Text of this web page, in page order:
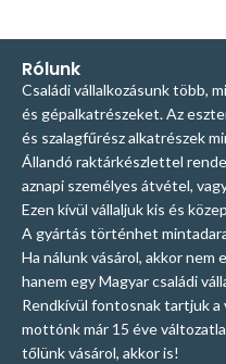
Rólunk
Családi vállalkozásunk több,
és gépalkatrészeket. Az
és szalagfűrész alkatrészek
Állandó raktárkészlettel
aznapi személyes átvétel,
Ezen kívül vállaljuk kis és
A gyártás történhet
Ha nálunk vásárol, akkor
hanem egy Magyar családi
Rendkívül fontosnak tartjuk
mottónk már 15 éve
tőlünk vásárol, akkor is!